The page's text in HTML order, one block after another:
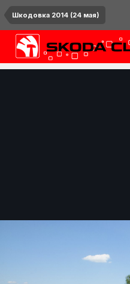
Шкодовка 2014 (24 мая)